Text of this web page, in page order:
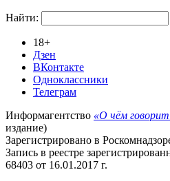
Найти:
18+
Дзен
ВКонтакте
Одноклассники
Телеграм
Информагентство «О чём
издание)
Зарегистрировано в
Запись в реестре
68403 от 16.01.2017 г.